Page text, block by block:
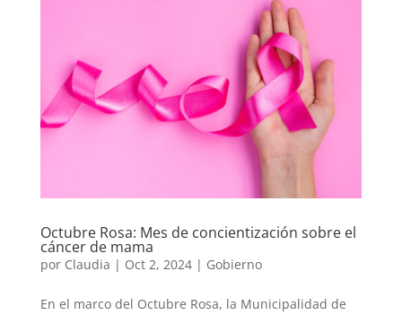
Octubre Rosa: Mes de concientización sobre el
cáncer de mama
por Claudia | Oct 2, 2024| Gobierno
En el marco del Octubre Rosa, la Municipalidad de